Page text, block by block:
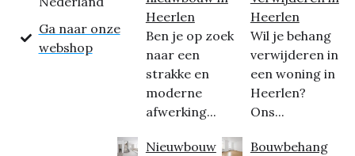
Ga naar onze
webshop
Heerlen
Ben je op zoek
naar een
strakke en
moderne
afwerking...
Nieuwbouw
Heerlen
Wil je behang
verwijderen in
een woning in
Heerlen?
Ons...
Bouwbehang